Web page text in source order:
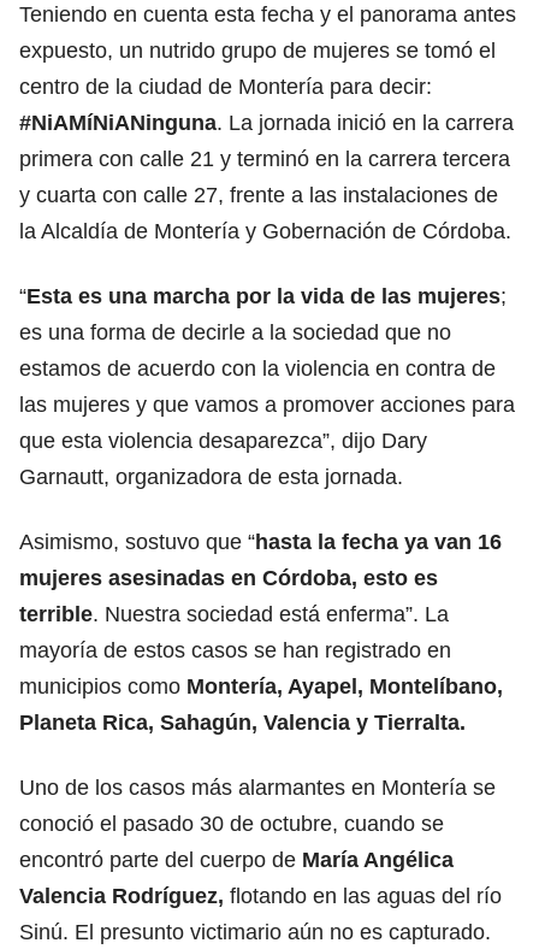
Teniendo en cuenta esta fecha y el panorama antes
expuesto, un nutrido grupo de mujeres se tomó el
centro de la ciudad de Montería para decir:
#NiAMíNiANinguna. La jornada inició en la carrera
primera con calle 21 y terminó en la carrera tercera
y cuarta con calle 27, frente a las instalaciones de
la Alcaldía de Montería y Gobernación de Córdoba.
“Esta es una marcha por la vida de las mujeres;
es una forma de decirle a la sociedad que no
estamos de acuerdo con la violencia en contra de
las mujeres y que vamos a promover acciones para
que esta violencia desaparezca”, dijo Dary
Garnautt, organizadora de esta jornada.
Asimismo, sostuvo que “hasta la fecha ya van 16
mujeres asesinadas en Córdoba, esto es
terrible. Nuestra sociedad está enferma”. La
mayoría de estos casos se han registrado en
municipios como Montería, Ayapel, Montelíbano,
Planeta Rica, Sahagún, Valencia y Tierralta.
Uno de los casos más alarmantes en Montería se
conoció el pasado 30 de octubre, cuando se
encontró parte del cuerpo de María Angélica
Valencia Rodríguez, flotando en las aguas del río
Sinú. El presunto victimario aún no es capturado.